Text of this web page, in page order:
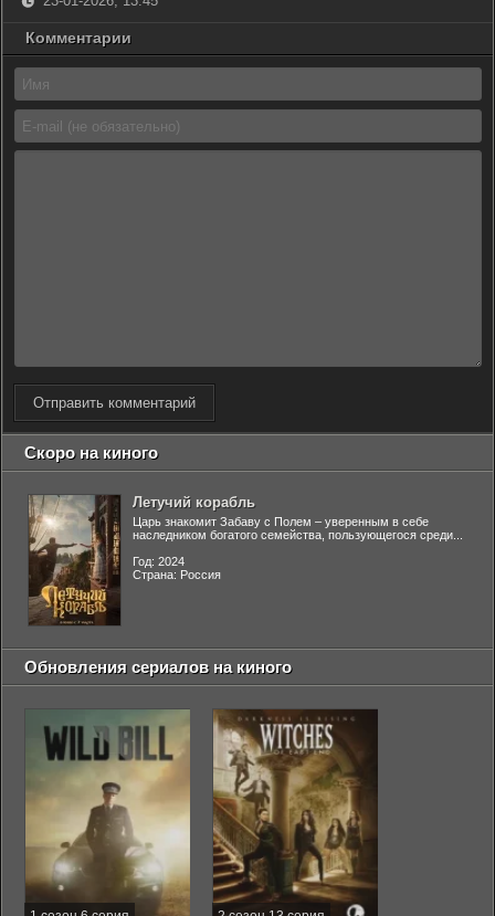
Комментарии
Отправить комментарий
Скоро на киного
Летучий корабль
Царь знакомит Забаву с Полем – уверенным в себе
наследником богатого семейства, пользующегося среди...
Год: 2024
Страна: Россия
Обновления сериалов на киного